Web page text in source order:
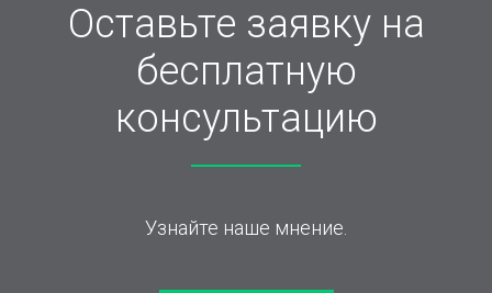
Оставьте заявку на
бесплатную
консультацию
Узнайте наше мнение.